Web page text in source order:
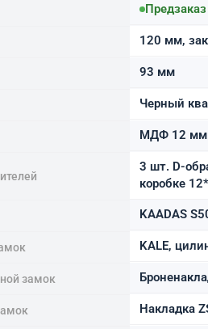
Предзаказ
120 мм,
93 мм
Черный
МДФ 12 мм
3 шт. D-
коробке
KAADAS
KALE,
замок
Накладка